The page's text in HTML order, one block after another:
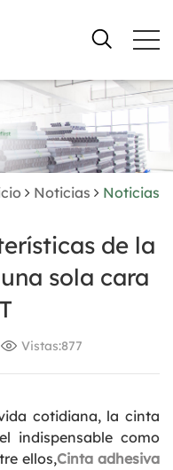
Noticias Noticias
de la
sola cara
Vistas:877
cotidiana, la cinta
indispensable como
ellos,Cinta adhesiva